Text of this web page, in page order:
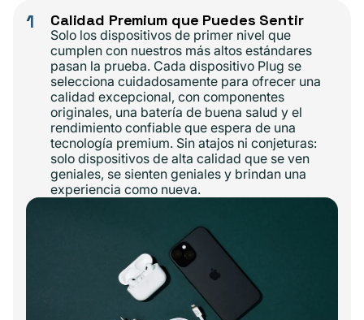
1 Calidad Premium que Puedes Sentir
Solo los dispositivos de primer nivel que
cumplen con nuestros más altos estándares
pasan la prueba. Cada dispositivo Plug se
selecciona cuidadosamente para ofrecer una
calidad excepcional, con componentes
originales, una batería de buena salud y el
rendimiento confiable que espera de una
tecnología premium. Sin atajos ni conjeturas:
solo dispositivos de alta calidad que se ven
geniales, se sienten geniales y brindan una
experiencia como nueva.